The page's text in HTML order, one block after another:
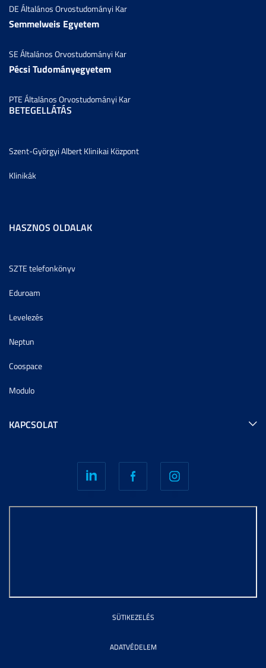
DE Általános Orvostudományi Kar
Semmelweis Egyetem
SE Általános Orvostudományi Kar
Pécsi Tudományegyetem
PTE Általános Orvostudományi Kar
BETEGELLÁTÁS
Szent-Györgyi Albert Klinikai Központ
Klinikák
HASZNOS OLDALAK
SZTE telefonkönyv
Eduroam
Levelezés
Neptun
Coospace
Modulo
KAPCSOLAT
SÜTIKEZELÉS
ADATVÉDELEM